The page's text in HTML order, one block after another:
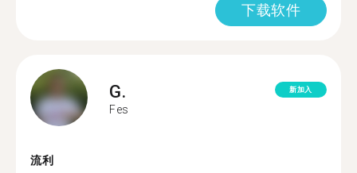
下载软件
G.
Fes
新加入
流利